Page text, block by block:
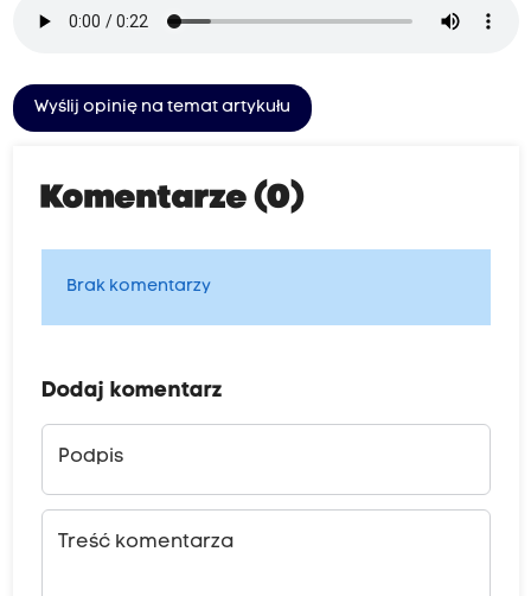
Wyślij opinię na temat artykułu
Komentarze (0)
Brak komentarzy
Dodaj komentarz
Podpis
Treść komentarza